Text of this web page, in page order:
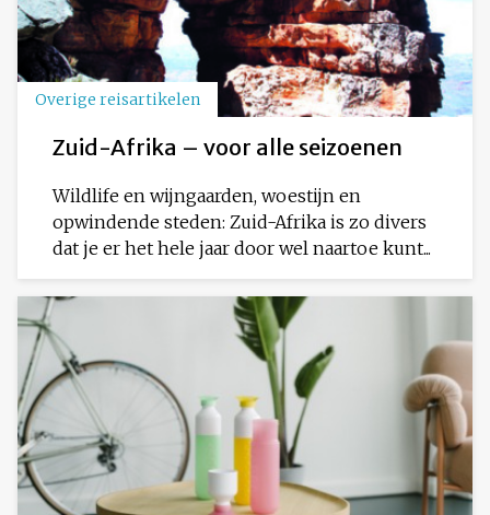
Overige reisartikelen
Zuid-Afrika – voor alle seizoenen
Wildlife en wijngaarden, woestijn en
opwindende steden: Zuid-Afrika is zo divers
dat je er het hele jaar door wel naartoe kunt...